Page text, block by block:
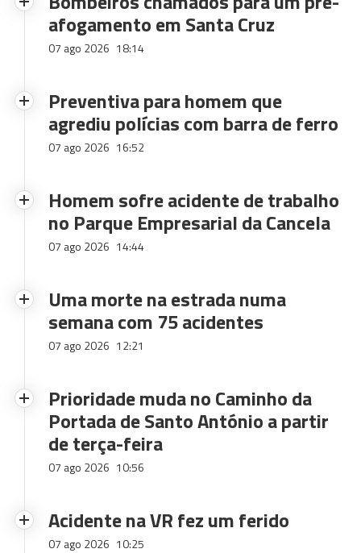
afogamento em Santa Cruz
07 ago 2026 18:14
Preventiva para homem que
agrediu polícias com barra de ferro
07 ago 2026 16:52
Homem sofre acidente de trabalho
no Parque Empresarial da Cancela
07 ago 2026 14:44
Uma morte na estrada numa
semana com 75 acidentes
07 ago 2026 12:21
Prioridade muda no Caminho da
Portada de Santo António a partir
de terça-feira
07 ago 2026 10:56
Acidente na VR fez um ferido
07 ago 2026 10:25